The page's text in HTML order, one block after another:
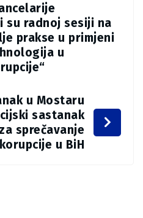
su radnoj sesiji na
prakse u primjeni
u
u Mostaru
sastanak
sprečavanje
korupcije u BiH